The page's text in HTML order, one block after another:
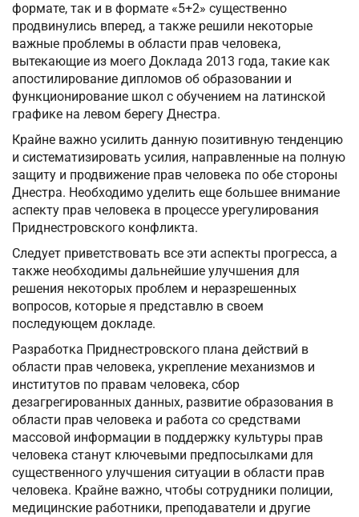
формате, так и в формате «5+2» существенно
продвинулись вперед, а также решили некоторые
важные проблемы в области прав человека,
вытекающие из моего Доклада 2013 года, такие как
апостилирование дипломов об образовании и
функционирование школ с обучением на латинской
графике на левом берегу Днестра.
Крайне важно усилить данную позитивную тенденцию
и систематизировать усилия, направленные на полную
защиту и продвижение прав человека по обе стороны
Днестра. Необходимо уделить еще большее внимание
аспекту прав человека в процессе урегулирования
Приднестровского конфликта.
Следует приветствовать все эти аспекты прогресса, а
также необходимы дальнейшие улучшения для
решения некоторых проблем и неразрешенных
вопросов, которые я представлю в своем
последующем докладе.
Разработка Приднестровского плана действий в
области прав человека, укрепление механизмов и
институтов по правам человека, сбор
дезагрегированных данных, развитие образования в
области прав человека и работа со средствами
массовой информации в поддержку культуры прав
человека станут ключевыми предпосылками для
существенного улучшения ситуации в области прав
человека. Крайне важно, чтобы сотрудники полиции,
медицинские работники, преподаватели и другие